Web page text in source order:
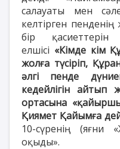
салауаты мен
келтірген
бір
елшісі «Кімде кім
жолға түсіріп,
әлгі пенде
кедейлігін айтып
ортасына
Қиямет Қайымға
10-сүренің (яғни
оқыды».